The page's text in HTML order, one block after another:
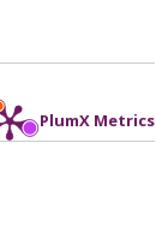
PlumX Metrics